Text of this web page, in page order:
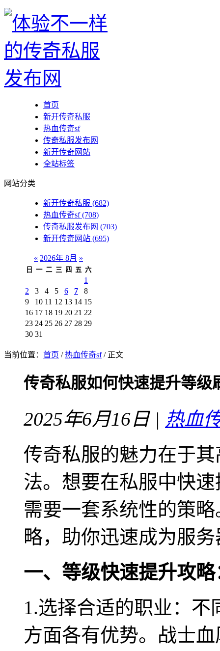
首页
新开传奇私服
热血传奇sf
传奇私服发布网
新开传奇网站
全站标签
网站分类
新开传奇私服 (682)
热血传奇sf(708)
传奇私服发布网 (703)
新开传奇网站 (695)
« 2026年 8月 »
日 一 二 三 四 五 六
1
2
3 4 5 6 7
8
9
10 11 12 13 14 15
16 17 18 19 20 21 22
23 24 25 26 27 28 29
30 31
当前位置： 首页 /热血传奇sf/ 正文
传奇私服如何快速提升等级
2025年6月16日 | 热血
传奇私服的魅力在于
法。想要在私服中快
需要一套系统性的策
略，助你迅速成为服
一、等级快速提升攻略
1.选择合适的职业：
方面各有优势。战士